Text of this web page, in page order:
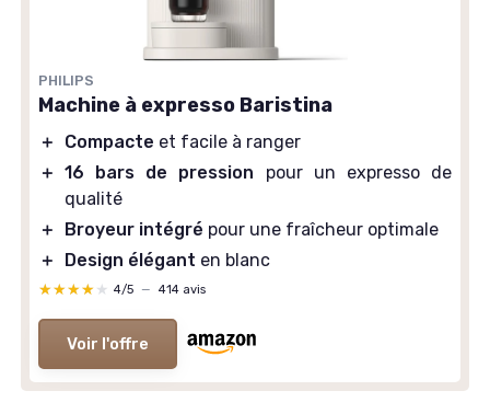
PHILIPS
Machine à expresso Baristina
＋ Compacte et facile à ranger
＋ 16 bars de pression pour un expresso de
qualité
＋
Broyeur intégré pour une fraîcheur optimale
＋
Design élégant en blanc
★★★★★
★★★★★ 4/5 — 414 avis
Voir l'offre